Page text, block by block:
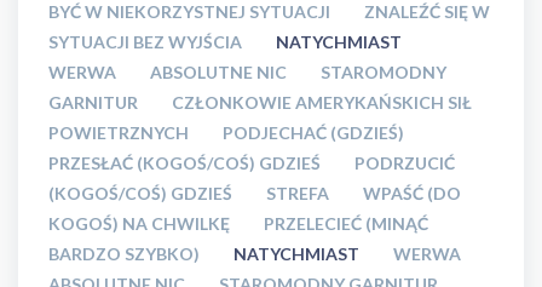
BYĆ W NIEKORZYSTNEJ SYTUACJI
ZNALEŹĆ SIĘ W
SYTUACJI BEZ WYJŚCIA
NATYCHMIAST
WERWA
ABSOLUTNE NIC
STAROMODNY
GARNITUR
CZŁONKOWIE AMERYKAŃSKICH SIŁ
POWIETRZNYCH
PODJECHAĆ (GDZIEŚ)
PRZESŁAĆ (KOGOŚ/COŚ) GDZIEŚ
PODRZUCIĆ
(KOGOŚ/COŚ) GDZIEŚ
STREFA
WPAŚĆ (DO
KOGOŚ) NA CHWILKĘ
PRZELECIEĆ (MINĄĆ
BARDZO SZYBKO)
NATYCHMIAST
WERWA